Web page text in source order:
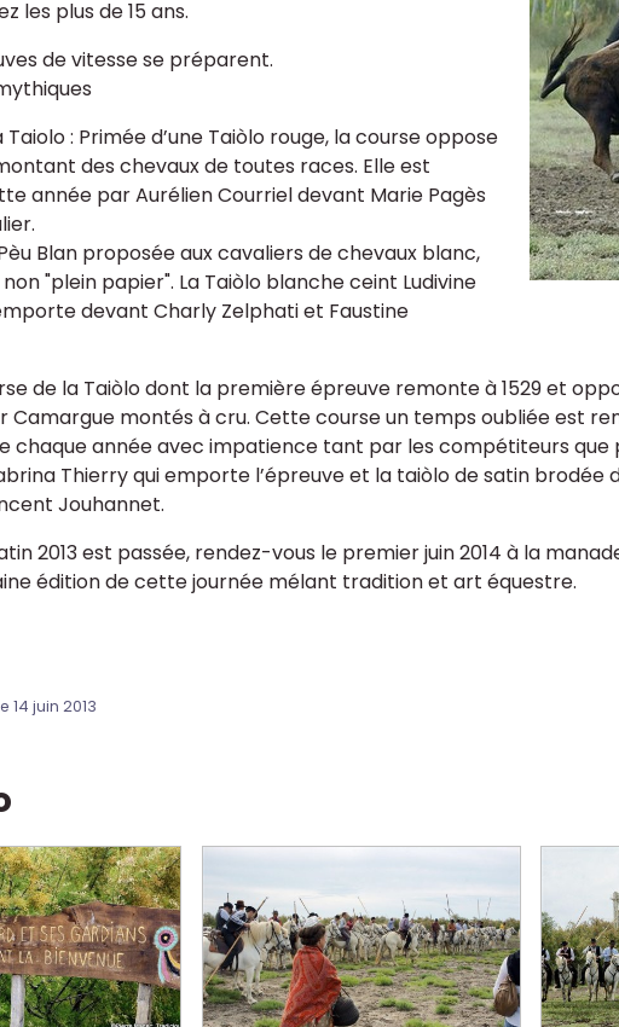
les plus de 15 ans.
de vitesse se préparent.
Taiolo : Primée d’une Taiòlo rouge, la course oppose
des chevaux de toutes races. Elle est
année par Aurélien Courriel devant Marie Pagès
Blan proposée aux cavaliers de chevaux blanc,
non "plein papier". La Taiòlo blanche ceint Ludivine
devant Charly Zelphati et Faustine
de la Taiòlo dont la première épreuve remonte à 1529 et
Camargue montés à cru. Cette course un temps oubliée est
chaque année avec impatience tant par les compétiteurs que
Thierry qui emporte l’épreuve et la taiòlo de satin brodée
Jouhannet.
2013 est passée, rendez-vous le premier juin 2014 à la
édition de cette journée mélant tradition et art équestre.
14 juin 2013